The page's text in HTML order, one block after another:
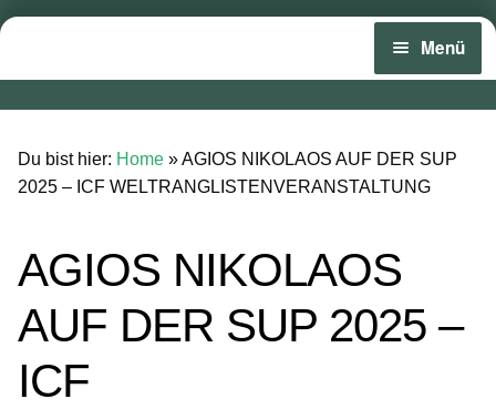
Menü
News
Wing und Foil
Ratgeber
Das Magazin
Stand Up Magazin TV
Du bist hier: Home »AGIOS NIKOLAOS AUF DER SUP
2025 – ICF WELTRANGLISTENVERANSTALTUNG
AGIOS NIKOLAOS
AUF DER SUP 2025 –
ICF